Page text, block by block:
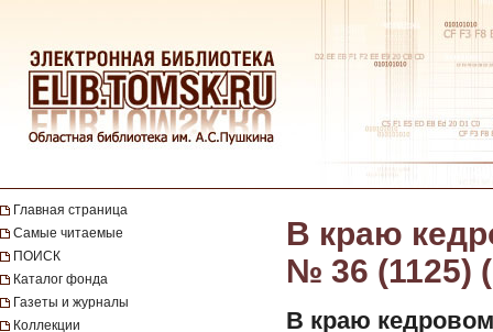
Главная страница
Самые читаемые
ПОИСК
Каталог фонда
Газеты и журналы
Коллекции
В краю
№ 36 (1125)
В краю